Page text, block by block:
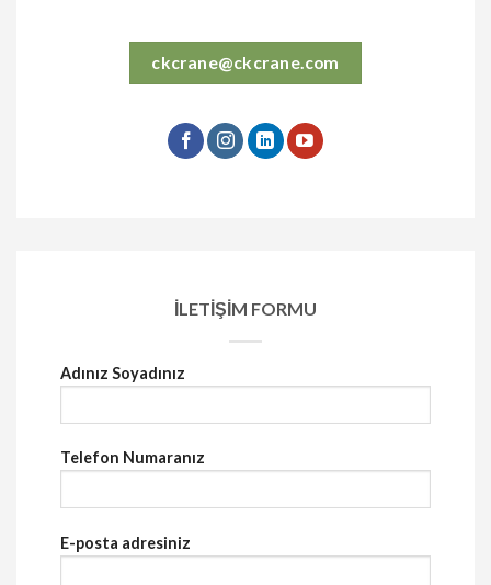
ckcrane@ckcrane.com
İLETİŞİM FORMU
Adınız Soyadınız
Telefon Numaranız
E-posta adresiniz